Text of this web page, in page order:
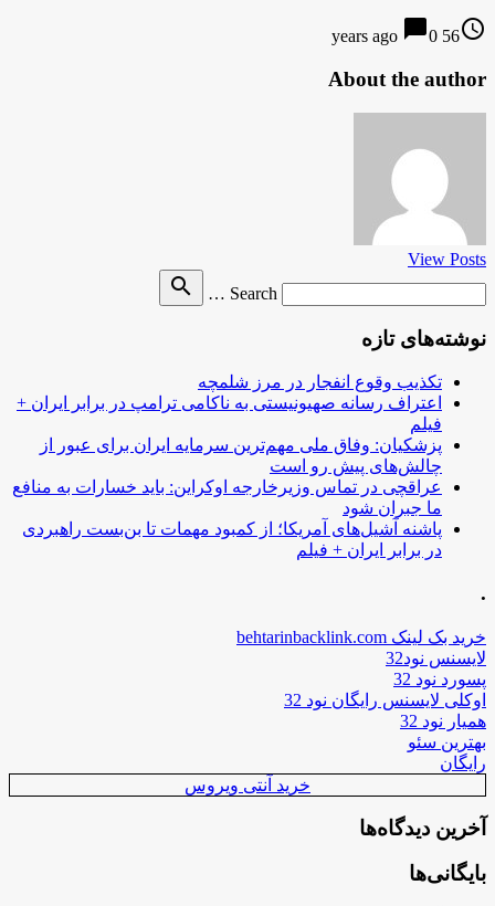
access_time
56 years ago
chat_bubble0
About the author
View Posts
Search …
search
نوشته‌های تازه
تکذیب وقوع انفجار در مرز شلمچه
اعتراف رسانه صهیونیستی به ناکامی ترامپ در برابر ایران +
فیلم
پزشکیان: وفاق ملی مهم‌ترین سرمایه ایران برای عبور از
چالش‌های پیش رو است
عراقچی در تماس وزیرخارجه اوکراین: باید خسارات به منافع
ما جبران شود
پاشنه آشیل‌های آمریکا؛ از کمبود مهمات تا بن‌بست راهبردی
در برابر ایران + فیلم
.
خرید بک لینک behtarinbacklink.com
لایسنس نود32
پسورد نود 32
اوکلی لایسنس رایگان نود 32
همیار نود 32
بهترین سئو
رایگان
خرید آنتی ویروس
آخرین دیدگاه‌ها
بایگانی‌ها